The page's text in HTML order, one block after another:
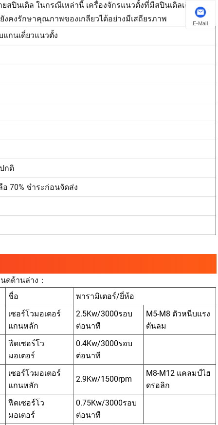
ปินเดิล ในกรณีเหล่านี้ เครื่องจักรแนวตั้งที่มีสปินเดิลเดี่ยว
คงรักษาคุณภาพของเกลียวได้อย่างมีเสถียรภาพ
แกนเดี่ยวแนวตั้ง
กติ
อ 70% ชำระก่อนจัดส่ง
ดด้านล่าง：
ชื่อ พารามิเตอร์/ยี่ห้อ
เซอร์โวมอเตอร์
แกนหลัก
2.5Kw/3000รอบ
ต่อนาที
M5-M8 ตัวหนีบแรง
ดันลม
ฟีดเซอร์โว
มอเตอร์
0.4Kw/3000รอบ
ต่อนาที
เซอร์โวมอเตอร์
แกนหลัก
2.9Kw/1500rpm
M8-M12 แคลมป์ไฮ
ดรอลิก
ฟีดเซอร์โว
มอเตอร์
0.75Kw/3000รอบ
ต่อนาที
E-Mail